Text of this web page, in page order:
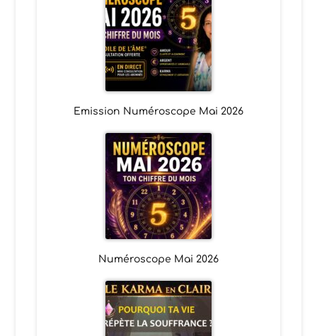
Emission Numéroscope Mai 2026
Numéroscope Mai 2026